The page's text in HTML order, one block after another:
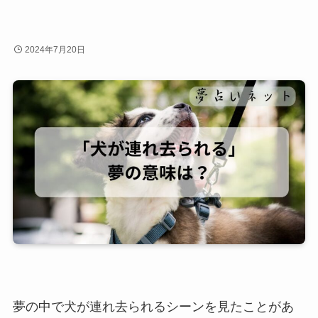
2024年7月20日
夢の中で犬が連れ去られるシーンを見たことがあ